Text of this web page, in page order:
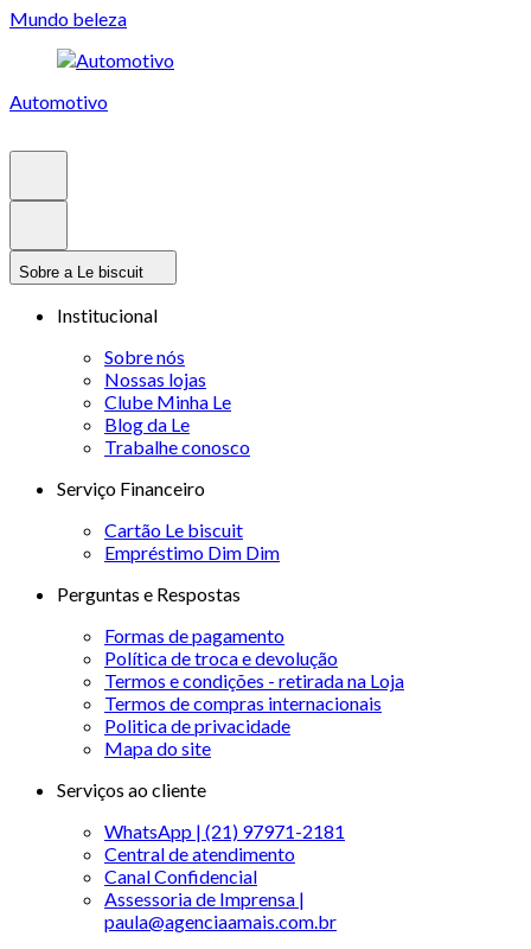
Mundo beleza
Automotivo
Sobre a Le biscuit
Institucional
Sobre nós
Nossas lojas
Clube Minha Le
Blog da Le
Trabalhe conosco
Serviço Financeiro
Cartão Le biscuit
Empréstimo Dim Dim
Perguntas e Respostas
Formas de pagamento
Política de troca e devolução
Termos e condições - retirada na Loja
Termos de compras internacionais
Politica de privacidade
Mapa do site
Serviços ao cliente
WhatsApp | (21) 97971-2181
Central de atendimento
Canal Confidencial
Assessoria de Imprensa |
paula@agenciaamais.com.br